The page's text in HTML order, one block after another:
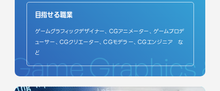
目指せる職業
ゲームグラフィックデザイナー、CGアニメーター、ゲームプロデ
ューサー、CGクリエーター、CGモデラー、CGエンジニア な
ど
Game Graphics